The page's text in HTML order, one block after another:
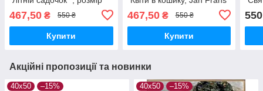
467,50 ₴ 550 ₴
Купити
van Dael" , розмір 40х50см
467,50₴ 550 ₴
Купити
550
Акційні пропозиції та новинки
40х50 –15% 40х50 –15%